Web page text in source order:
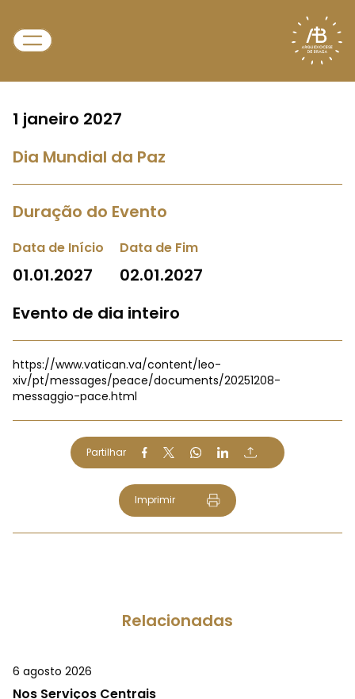
1 janeiro 2027
Dia Mundial da Paz
Duração do Evento
Data de Início
01.01.2027
Data de Fim
02.01.2027
Evento de dia inteiro
https://www.vatican.va/content/leo-
xiv/pt/messages/peace/documents/20251208-
messaggio-pace.html
Partilhar
Imprimir
Relacionadas
6 agosto 2026
Nos Serviços Centrais